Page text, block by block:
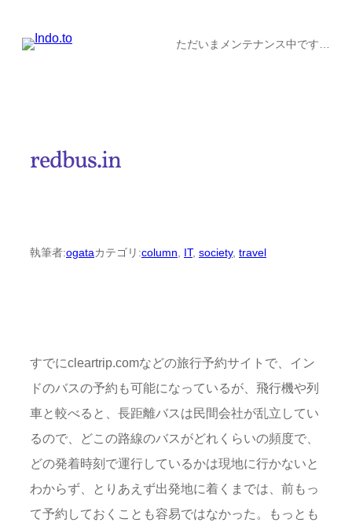
ただいまメンテナンス中です…
redbus.in
執筆者:ogataカテゴリ:column IT, society, travel
すでにcleartrip.comなどの旅行予約サイトで、イン
ドのバスの予約も可能になっているが、飛行機や列
車と較べると、長距離バスは民間会社が乱立してい
るので、どこの路線のバスがどれくらいの頻度で、
どの発着時刻で運行しているかは現地に行かないと
わからず、とりあえず出発地に着くまでは、前もっ
て予約しておくことも容易ではなかった。もっとも